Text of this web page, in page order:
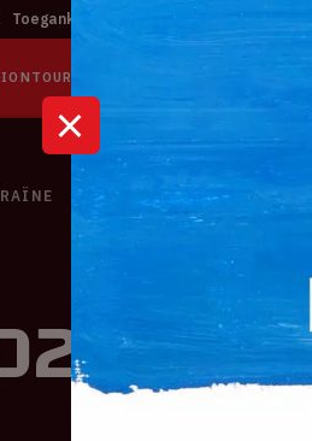
Toegankelijkheid
|